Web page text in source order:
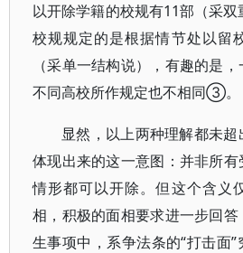
以开除学籍的校规有11部（采
校规规定的是根据情节处以留
（采单一结构说），有趣的是
不同高校所作规定也不相同③。
显然，以上两种理解都未
体现出来的这一意图：并非所
情形都可以开除。但这个含义
相，积极的面相要求进一步回
生事项中，系争法条的“打击面